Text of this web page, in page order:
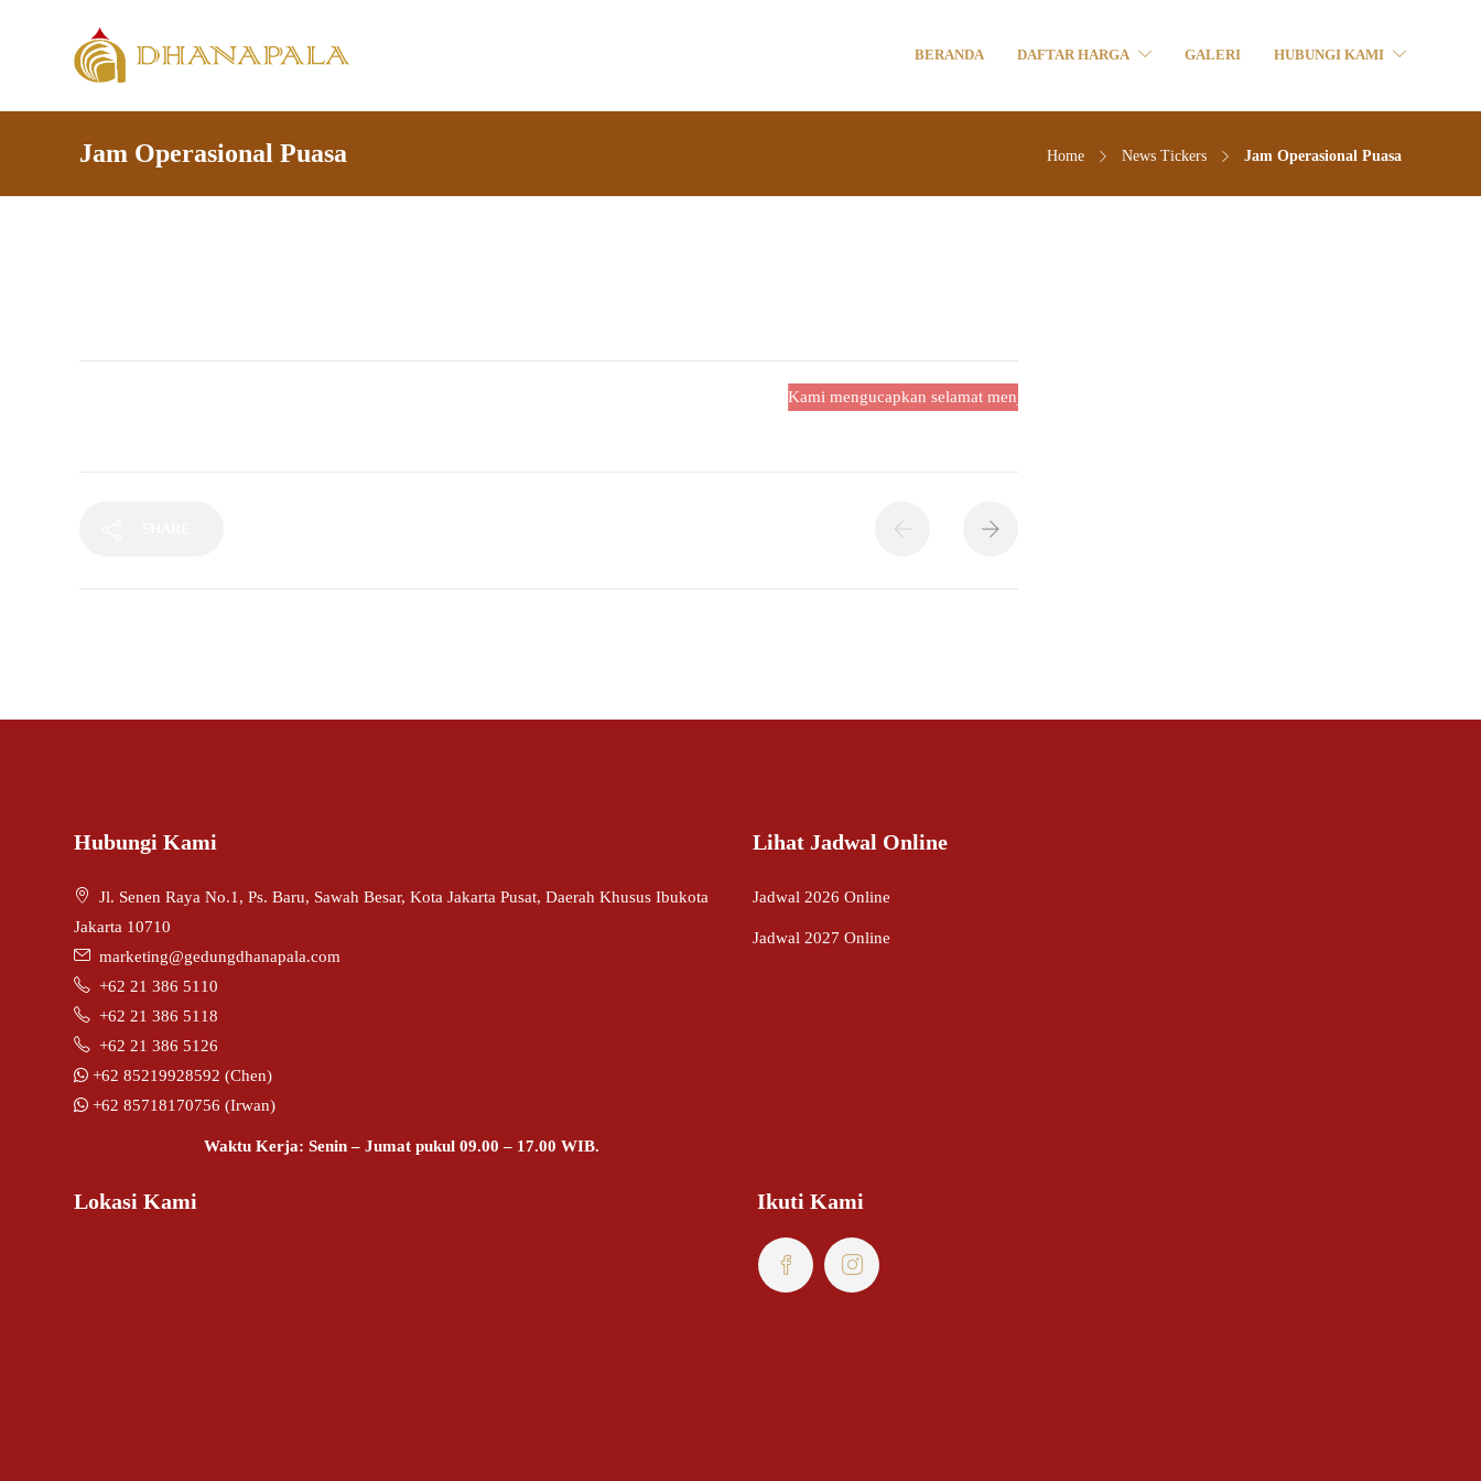
BERANDA DAFTAR HARGA GALERI HUBUNGI KAMI
Jam Operasional Puasa Home News Tickers Jam Operasional Puasa
Kami mengucapkan selamat menjalankan ibadah puasa. Selama masa puasa jam operasional
Hubungi Kami
Jl. Senen Raya No.1, Ps. Baru, Sawah Besar, Kota Jakarta Pusat, Daerah Khusus Ibukota
Jakarta 10710
marketing@gedungdhanapala.com
+62 21 386 5110
+62 21 386 5118
+62 21 386 5126
+62 85219928592 (Chen)
+62 85718170756 (Irwan)
Waktu Kerja: Senin – Jumat pukul 09.00 – 17.00 WIB.
Lihat Jadwal Online
Jadwal 2026 Online
Jadwal 2027 Online
Lokasi Kami Ikuti Kami